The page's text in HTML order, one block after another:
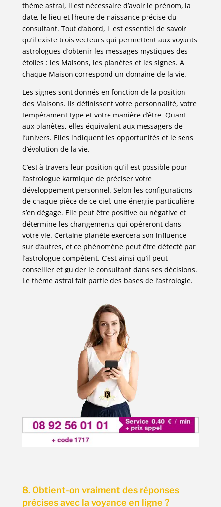
thème astral, il est nécessaire d’avoir le prénom, la
date, le lieu et l’heure de naissance précise du
consultant. Tout d’abord, il est essentiel de savoir
qu’il existe trois vecteurs qui permettent aux voyants
astrologues d’obtenir les messages mystiques des
étoiles : les Maisons, les planètes et les signes. A
chaque Maison correspond un domaine de la vie.
Les signes sont donnés en fonction de la position
des Maisons. Ils définissent votre personnalité, votre
tempérament type et votre manière d’être. Quant
aux planètes, elles équivalent aux messagers de
l’univers. Elles indiquent les opportunités et le sens
d’évolution de la vie.
C’est à travers leur position qu’il est possible pour
l’astrologue karmique de préciser votre
développement personnel. Selon les configurations
de chaque pièce de ce ciel, une énergie particulière
s’en dégage. Elle peut être positive ou négative et
détermine les changements qui opéreront dans
votre vie. Certaine planète exercera son influence
sur d’autres, et ce phénomène peut être détecté par
l’astrologue compétent. C’est ainsi qu’il peut
conseiller et guider le consultant dans ses décisions.
Le thème astral fait partie des bases de l’astrologie.
8. Obtient-on vraiment des réponses
précises avec la voyance en ligne ?